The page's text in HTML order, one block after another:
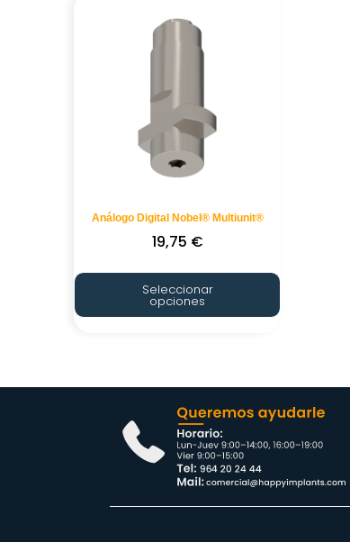
Análogo Digital Nobel® Multiunit®
19,75 €
Seleccionar
opciones